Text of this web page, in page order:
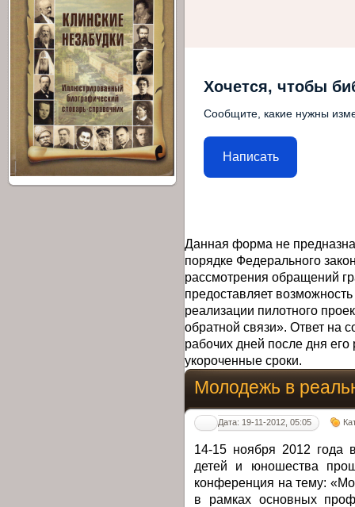
Хочется, чтобы
Сообщите, какие нужны
Написать
Данная форма не
порядке Федерального
рассмотрения обращений
предоставляет
реализации пилотного
обратной связи». Ответ на
рабочих дней после дня
укороченные сроки.
Молодежь в
Дата: 19-11-2012, 05:05
14-15 ноября 2012 года
детей и юношества
конференция на тему:
в рамках основных